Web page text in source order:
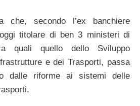
che, secondo l’ex banchiere
titolare di ben 3 ministeri di
quali quello dello Sviluppo
e dei Trasporti, passa
dalle riforme ai sistemi delle